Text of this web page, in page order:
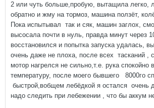
2 или чуть больше,пробую, вытащила легко,
обратно и жму на тормоз, машина ползёт,
Пока испытывал так и сяк, машин заглох,
высосала почти в нуль, правда минут через
восстановился и попытка запуска удалась,
очень даже не плоха, после всех тасканий ,
мотор нагрелся не сильно,т.е. рука спокойно
температуру, после моего бывшего 8000го
быстрой,вобщем лебёдкой я остался очень
надо следить при лебежении , что бы аккум